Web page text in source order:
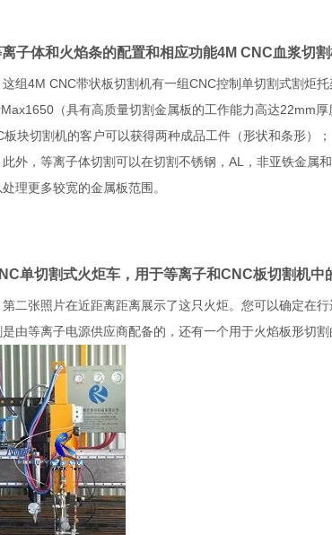
子体和火焰条的配置和相应功能4M CNC血浆切
4M CNC带状板切割机有一组CNC控制单切割式割炬
（具有高质量切割金属板的工作能力高达22mm
板块切割机的客户可以获得两种成品工件（形状和条形）；
，等离子体切割可以在切割不锈钢，AL，非亚铁金属
处理更多较宽的金属板范围。
单切割式火炬车，用于等离子和CNC板切割机中
张照片在近距离距离展示了这只火炬。您可以确定在
由等离子电源供应商配备的，还有一个用于火焰板形切割